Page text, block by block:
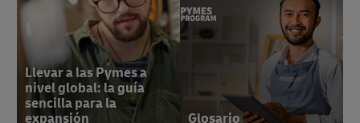
Llevar a las Pymes a
nivel global: la guía
sencilla para la
expansión
Glosario